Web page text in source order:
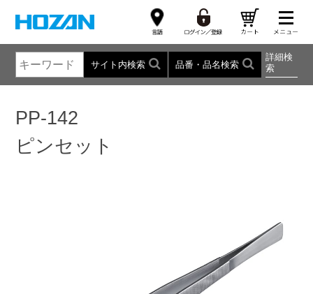
サイト内検索 品番・品名検索
詳細検
索
PP-142
ピンセット